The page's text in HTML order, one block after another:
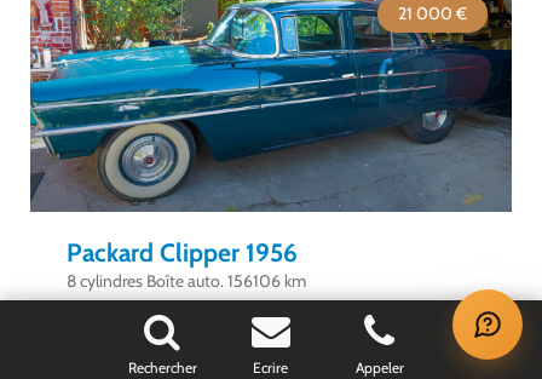
21 000 €
Packard Clipper 1956
8 cylindres Boîte auto. 156106 km
VOS DERNIÈRES ANNONCES VUES ×
Rechercher Ecrire Appeler